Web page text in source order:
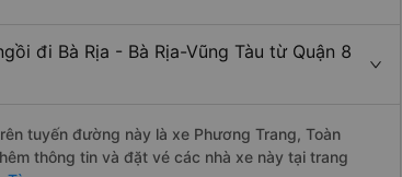
đi Bà Rịa - Bà Rịa-Vũng Tàu từ Quận 8
tuyến đường này là xe Phương Trang, Toàn
thông tin và đặt vé các nhà xe này tại trang